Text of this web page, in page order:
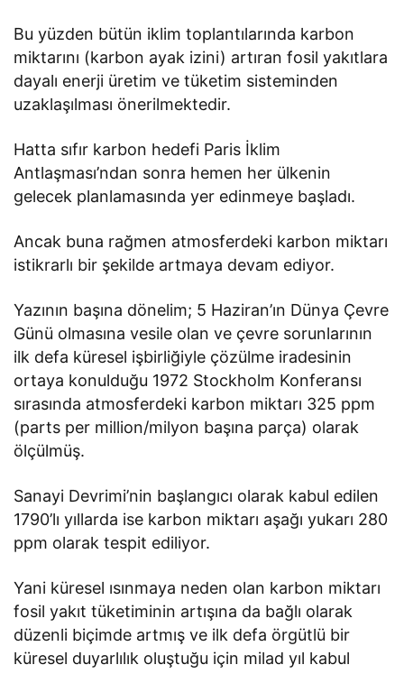
Bu yüzden bütün iklim toplantılarında karbon
miktarını (karbon ayak izini) artıran fosil yakıtlara
dayalı enerji üretim ve tüketim sisteminden
uzaklaşılması önerilmektedir.
Hatta sıfır karbon hedefi Paris İklim
Antlaşması’ndan sonra hemen her ülkenin
gelecek planlamasında yer edinmeye başladı.
Ancak buna rağmen atmosferdeki karbon miktarı
istikrarlı bir şekilde artmaya devam ediyor.
Yazının başına dönelim; 5 Haziran’ın Dünya Çevre
Günü olmasına vesile olan ve çevre sorunlarının
ilk defa küresel işbirliğiyle çözülme iradesinin
ortaya konulduğu 1972 Stockholm Konferansı
sırasında atmosferdeki karbon miktarı 325 ppm
(parts per million/milyon başına parça) olarak
ölçülmüş.
Sanayi Devrimi’nin başlangıcı olarak kabul edilen
1790’lı yıllarda ise karbon miktarı aşağı yukarı 280
ppm olarak tespit ediliyor.
Yani küresel ısınmaya neden olan karbon miktarı
fosil yakıt tüketiminin artışına da bağlı olarak
düzenli biçimde artmış ve ilk defa örgütlü bir
küresel duyarlılık oluştuğu için milad yıl kabul